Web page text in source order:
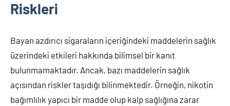
Riskleri
Bayan azdırıcı sigaraların içeriğindeki maddelerin sağlık
üzerindeki etkileri hakkında bilimsel bir kanıt
bulunmamaktadır. Ancak, bazı maddelerin sağlık
açısından riskler taşıdığı bilinmektedir. Örneğin, nikotin
bağımlılık yapıcı bir madde olup kalp sağlığına zarar